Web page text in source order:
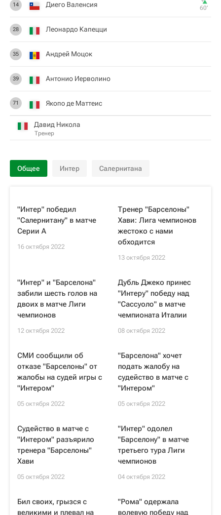
14 Диего Валенсия 60‎’‎
28 Леонардо Капецци
35 Андрей Моцок
39 Антонио Иерволино
71 Якопо де Маттеис
Давид Никола
Тренер
Общее Интер Салернитана
"Интер" победил
"Салернитану" в матче
Серии А
16 октября 2022
Тренер "Барселоны"
Хави: Лига чемпионов
жестоко с нами
обходится
13 октября 2022
"Интер" и "Барселона"
забили шесть голов на
двоих в матче Лиги
чемпионов
12 октября 2022
Дубль Джеко принес
"Интеру" победу над
"Сассуоло" в матче
чемпионата Италии
08 октября 2022
СМИ сообщили об
отказе "Барселоны" от
жалобы на судей игры с
"Интером"
05 октября 2022
"Барселона" хочет
подать жалобу на
судейство в матче с
"Интером"
05 октября 2022
Судейство в матче с
"Интером" разъярило
тренера "Барселоны"
Хави
05 октября 2022
"Интер" одолел
"Барселону" в матче
третьего тура Лиги
чемпионов
04 октября 2022
Бил своих, грызся с
великими и плевал на
"Рома" одержала
волевую победу над